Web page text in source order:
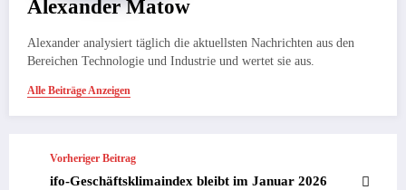
Alexander Matow
Alexander analysiert täglich die aktuellsten Nachrichten aus den
Bereichen Technologie und Industrie und wertet sie aus.
Alle Beiträge Anzeigen
Vorheriger Beitrag
ifo-Geschäftsklimaindex bleibt im Januar 2026